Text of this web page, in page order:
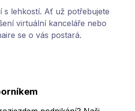
s lehkostí. Ať už potřebujete
virtuální kanceláře nebo
se o vás postará.